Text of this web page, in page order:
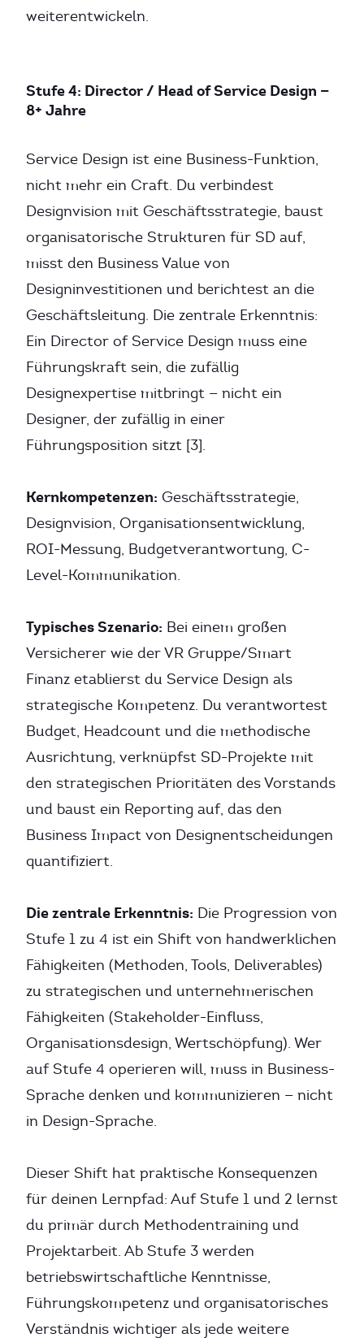
weiterentwickeln.
Stufe 4: Director / Head of Service Design —
8+ Jahre
Service Design ist eine Business-Funktion,
nicht mehr ein Craft. Du verbindest
Designvision mit Geschäftsstrategie, baust
organisatorische Strukturen für SD auf,
misst den Business Value von
Designinvestitionen und berichtest an die
Geschäftsleitung. Die zentrale Erkenntnis:
Ein Director of Service Design muss eine
Führungskraft sein, die zufällig
Designexpertise mitbringt — nicht ein
Designer, der zufällig in einer
Führungsposition sitzt [3].
Kernkompetenzen: Geschäftsstrategie,
Designvision, Organisationsentwicklung,
ROI-Messung, Budgetverantwortung, C-
Level-Kommunikation.
Typisches Szenario: Bei einem großen
Versicherer wie der VR Gruppe/Smart
Finanz etablierst du Service Design als
strategische Kompetenz. Du verantwortest
Budget, Headcount und die methodische
Ausrichtung, verknüpfst SD-Projekte mit
den strategischen Prioritäten des Vorstands
und baust ein Reporting auf, das den
Business Impact von Designentscheidungen
quantifiziert.
Die zentrale Erkenntnis: Die Progression von
Stufe 1 zu 4 ist ein Shift von handwerklichen
Fähigkeiten (Methoden, Tools, Deliverables)
zu strategischen und unternehmerischen
Fähigkeiten (Stakeholder-Einfluss,
Organisationsdesign, Wertschöpfung). Wer
auf Stufe 4 operieren will, muss in Business-
Sprache denken und kommunizieren — nicht
in Design-Sprache.
Dieser Shift hat praktische Konsequenzen
für deinen Lernpfad: Auf Stufe 1 und 2 lernst
du primär durch Methodentraining und
Projektarbeit. Ab Stufe 3 werden
betriebswirtschaftliche Kenntnisse,
Führungskompetenz und organisatorisches
Verständnis wichtiger als jede weitere